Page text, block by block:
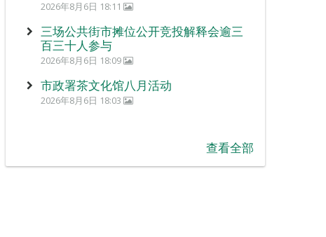
2026年8月6日 18:11
三场公共街市摊位公开竞投解释会逾三
百三十人参与
2026年8月6日 18:09
市政署茶文化馆八月活动
2026年8月6日 18:03
查看全部